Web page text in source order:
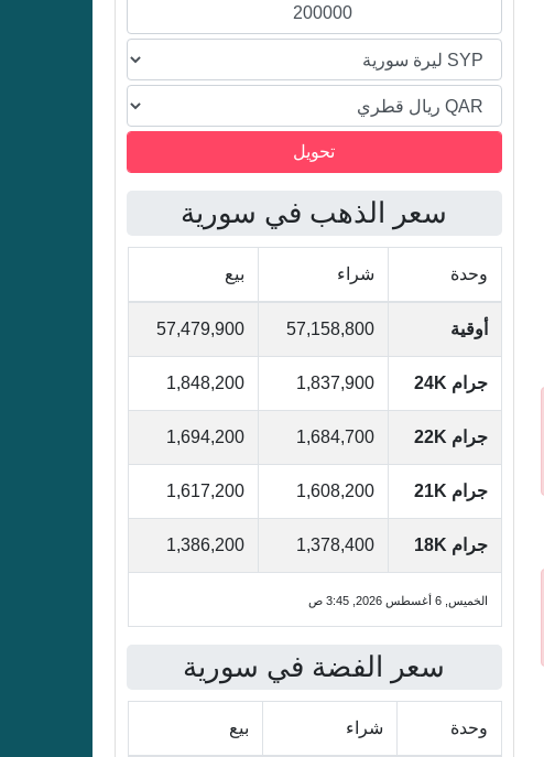
القطري
سعر الذهب في سورية
وحدة شراء بيع
أوقية 57,158,800
57,479,900
جرام 24K 1,837,900
1,848,200
جرام 22K 1,684,700
1,694,200
جرام 21K 1,608,200
1,617,200
جرام 18K 1,378,400
1,386,200
الخميس, 6 أغسطس 2026, 3:45 ص
سعر الفضة في سورية
وحدة شراء بيع